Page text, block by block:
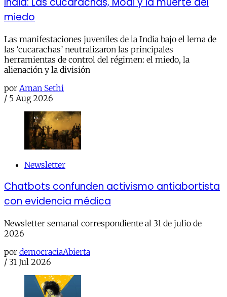
miedo
Las manifestaciones juveniles de la India bajo el lema de
las ‘cucarachas’ neutralizaron las principales
herramientas de control del régimen: el miedo, la
alienación y la división
por Aman Sethi
/ 5 Aug 2026
Newsletter
Chatbots confunden activismo antiabortista
con evidencia médica
Newsletter semanal correspondiente al 31 de julio de
2026
por democraciaAbierta
/ 31 Jul 2026